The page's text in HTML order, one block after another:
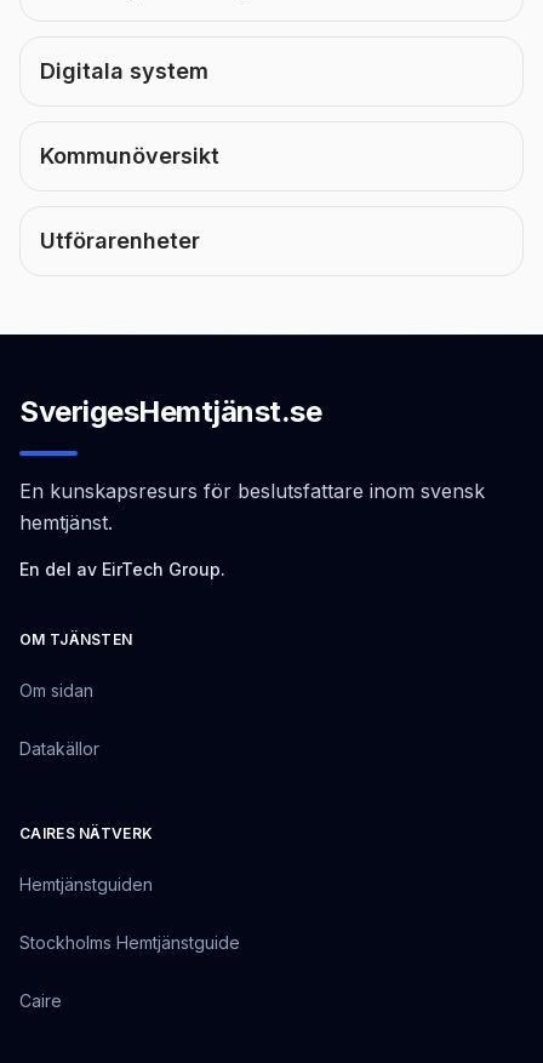
Digitala system
Kommunöversikt
Utförarenheter
SverigesHemtjänst.se
En kunskapsresurs för beslutsfattare inom svensk
hemtjänst.
En del av EirTech Group.
OM TJÄNSTEN
Om sidan
Datakällor
CAIRES NÄTVERK
Hemtjänstguiden
Stockholms Hemtjänstguide
Caire